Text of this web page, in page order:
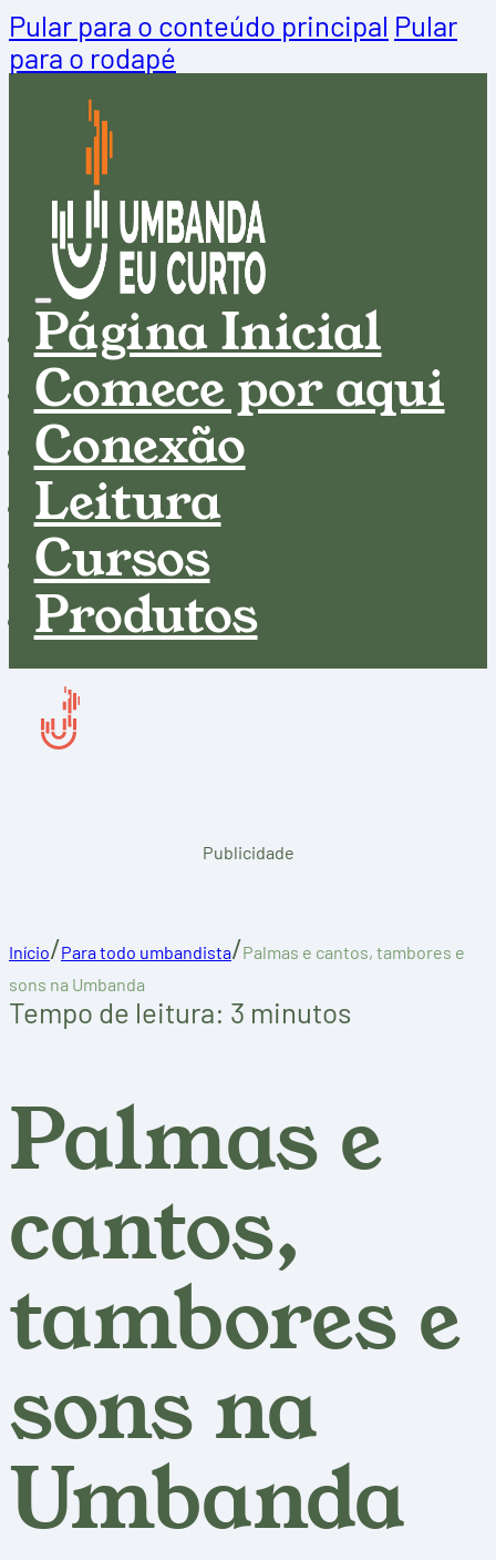
Pular para o conteúdo principal Pular
para o rodapé
Página Inicial
Comece por aqui
Conexão
Leitura
Cursos
Produtos
Publicidade
Início/Para todo umbandista/Palmas e cantos, tambores e
sons na Umbanda
Tempo de leitura: 3 minutos
Palmas e
cantos,
tambores e
sons na
Umbanda